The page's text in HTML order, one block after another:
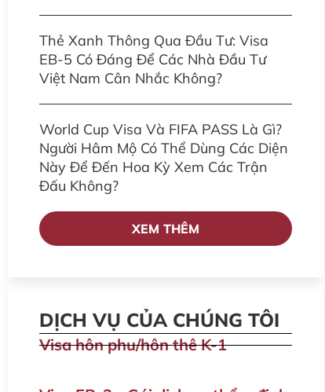
Thẻ Xanh Thông Qua Đầu Tư: Visa
EB-5 Có Đáng Để Các Nhà Đầu Tư
Việt Nam Cân Nhắc Không?
World Cup Visa Và FIFA PASS Là Gì?
Người Hâm Mộ Có Thể Dùng Các Diện
Này Để Đến Hoa Kỳ Xem Các Trận
Đấu Không?
XEM THÊM
DỊCH VỤ CỦA CHÚNG TÔI
Visa hôn phu/hôn thê K-1